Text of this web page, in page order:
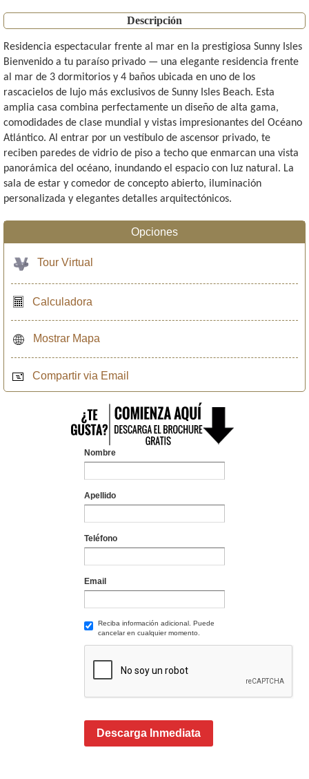
Descripción
Residencia espectacular frente al mar en la prestigiosa Sunny Isles
Bienvenido a tu paraíso privado — una elegante residencia frente
al mar de 3 dormitorios y 4 baños ubicada en uno de los
rascacielos de lujo más exclusivos de Sunny Isles Beach. Esta
amplia casa combina perfectamente un diseño de alta gama,
comodidades de clase mundial y vistas impresionantes del Océano
Atlántico. Al entrar por un vestíbulo de ascensor privado, te
reciben paredes de vidrio de piso a techo que enmarcan una vista
panorámica del océano, inundando el espacio con luz natural. La
sala de estar y comedor de concepto abierto, iluminación
personalizada y elegantes detalles arquitectónicos.
Opciones
Tour Virtual
Calculadora
Mostrar Mapa
Compartir via Email
Nombre
Apellido
Teléfono
Email
Reciba información adicional. Puede
cancelar en cualquier momento.
Descarga Inmediata